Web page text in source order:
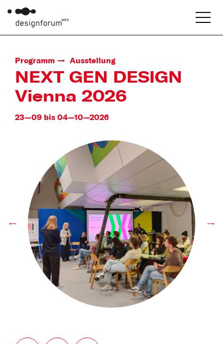
Programm Ausstellung
NEXT GEN DESIGN
Vienna 2026
23—09 bis 04—10—2026
← →